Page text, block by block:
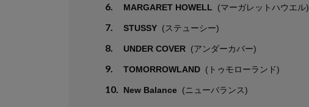
6. MARGARET HOWELL (マーガレットハウエル)
7. STUSSY (ステューシー)
8. UNDER COVER (アンダーカバー)
9. TOMORROWLAND (トゥモローランド)
10. New Balance (ニューバランス)